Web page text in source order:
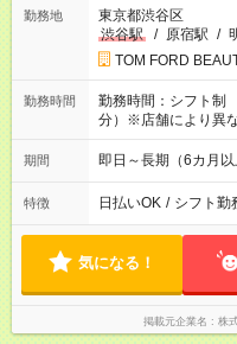
勤務地
東京都渋谷区
渋谷駅
/ 原宿駅 /
TOM FORD
勤務時間
勤務時間：シフト制
分）※店舗により異な
期間 即日～長期（6カ月以
特徴 日払いOK / シフト勤
気になる！
掲載元企業名 株